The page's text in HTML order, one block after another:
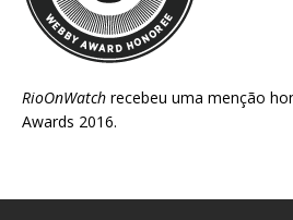
RioOnWatch recebeu uma menção
Awards 2016.